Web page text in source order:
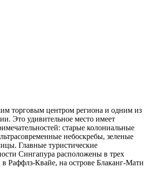
торговым центром региона и одним из
Это удивительное место имеет
старые колониальные
небоскребы, зеленые
Главные туристические
Сингапура расположены в трех
Раффлз-Квайе, на острове Блаканг-Мати